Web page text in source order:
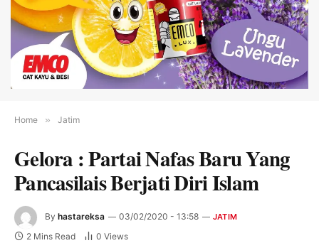
Home » Jatim
Gelora : Partai Nafas Baru Yang
Pancasilais Berjati Diri Islam
By hastareksa 03/02/2020 - 13:58 JATIM
2 Mins Read 0 Views